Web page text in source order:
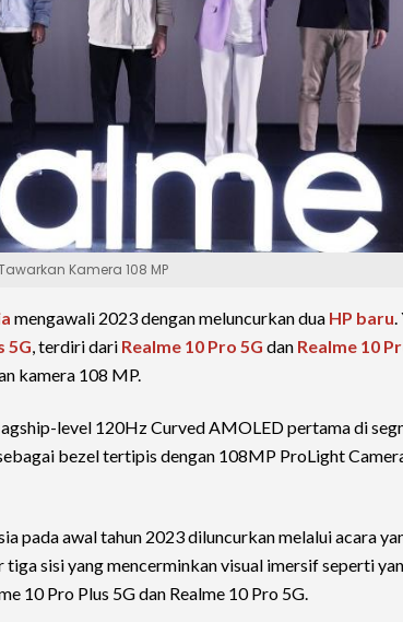
Kamera 108 MP
mengawali 2023 dengan meluncurkan dua HP baru.
5G, terdiri dari Realme 10 Pro 5G dan Realme 10
kamera 108 MP.
level 120Hz Curved AMOLED pertama di
bezel tertipis dengan 108MP ProLight
pada awal tahun 2023 diluncurkan melalui acara
sisi yang mencerminkan visual imersif seperti
10 Pro Plus 5G dan Realme 10 Pro 5G.